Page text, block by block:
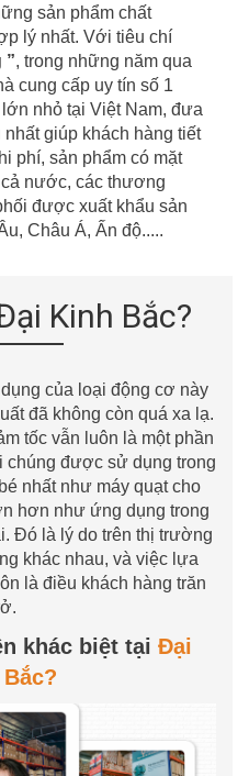
sản phẩm chất
lý nhất. Với tiêu chí
”, trong những năm qua
cung cấp uy tín số 1
lớn nhỏ tại Việt Nam, đưa
giúp khách hàng tiết
phí, sản phẩm có mặt
nước, các thương
được xuất khẩu sản
, Châu Á, Ấn độ.....
Kinh Bắc?
của loại động cơ này
đã không còn quá xa lạ.
tốc vẫn luôn là một phần
chúng được sử dụng trong
nhất như máy quạt cho
hơn như ứng dụng trong
Đó là lý do trên thị trường
khác nhau, và việc lựa
là điều khách hàng trăn
khác biệt tại Đại